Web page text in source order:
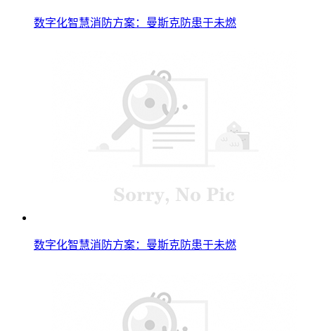
数字化智慧消防方案：曼斯克防患于未燃
数字化智慧消防方案：曼斯克防患于未燃